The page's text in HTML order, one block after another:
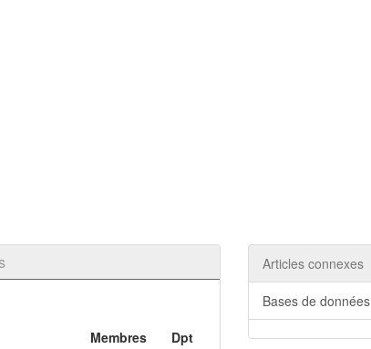
Membres
Dpt
Articles connexes
Bases de données